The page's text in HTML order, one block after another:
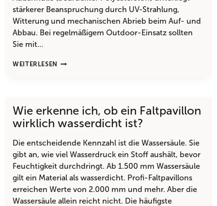
stärkerer Beanspruchung durch UV-Strahlung,
Witterung und mechanischen Abrieb beim Auf- und
Abbau. Bei regelmäßigem Outdoor-Einsatz sollten
Sie mit…
WEITERLESEN
WIE
DOME
REGELMÄSSIGEM G
INSATZ?
Wie erkenne ich, ob ein Faltpavillon
wirklich wasserdicht ist?
Die entscheidende Kennzahl ist die Wassersäule. Sie
gibt an, wie viel Wasserdruck ein Stoff aushält, bevor
Feuchtigkeit durchdringt. Ab 1.500 mm Wassersäule
gilt ein Material als wasserdicht. Profi-Faltpavillons
erreichen Werte von 2.000 mm und mehr. Aber die
Wassersäule allein reicht nicht. Die häufigste